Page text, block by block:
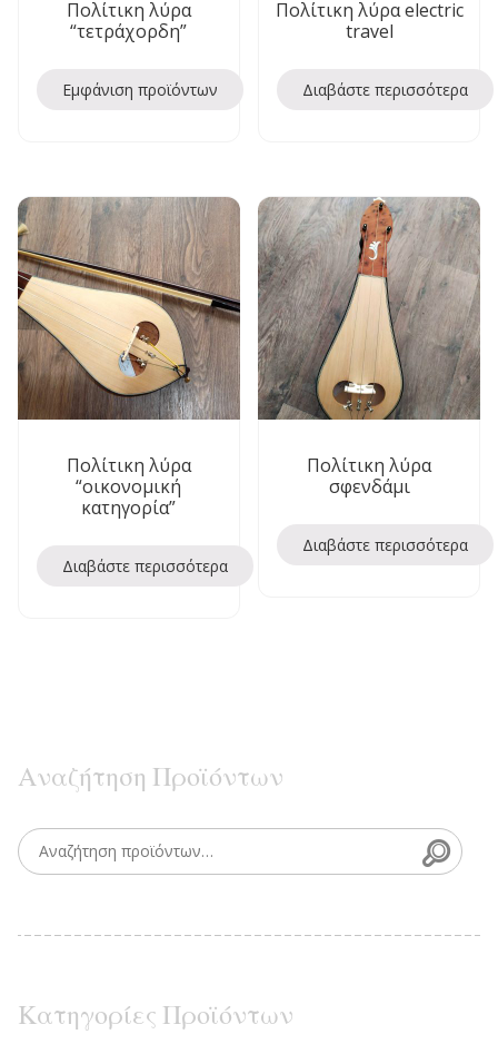
Πολίτικη λύρα
“τετράχορδη”
Εμφάνιση προϊόντων
Πολίτικη λύρα electric
travel
Διαβάστε περισσότερα
Πολίτικη λύρα
“οικονομική
κατηγορία”
Διαβάστε περισσότερα
Πολίτικη λύρα
σφενδάμι
Διαβάστε περισσότερα
Αναζήτηση Προϊόντων
Search for:
Κατηγορίες Προϊόντων